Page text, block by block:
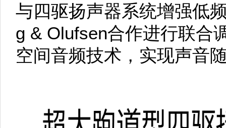
与四驱扬声器系统增强低
g & Olufsen合作进行联合
空间音频技术，实现声音